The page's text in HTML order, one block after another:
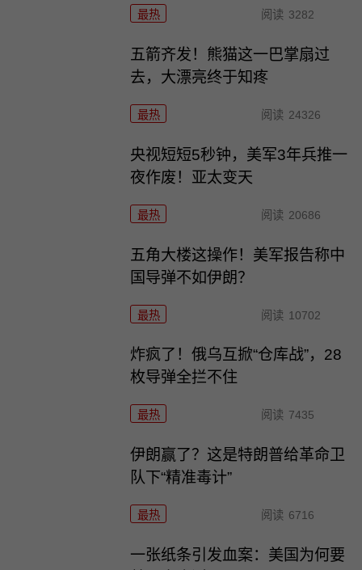
最热 阅读 3282
五箭齐发！熊猫这一巴掌扇过
去，大漂亮终于知疼
最热 阅读 24326
央视短短5秒钟，美军3年兵推一
夜作废！亚太变天
最热 阅读 20686
五角大楼这操作！美军报告称中
国导弹不如伊朗？
最热 阅读 10702
炸疯了！俄乌互掀“仓库战”，28
枚导弹全拦不住
最热 阅读 7435
伊朗赢了？这是特朗普给革命卫
队下“精准毒计”
最热 阅读 6716
一张纸条引发血案：美国为何要